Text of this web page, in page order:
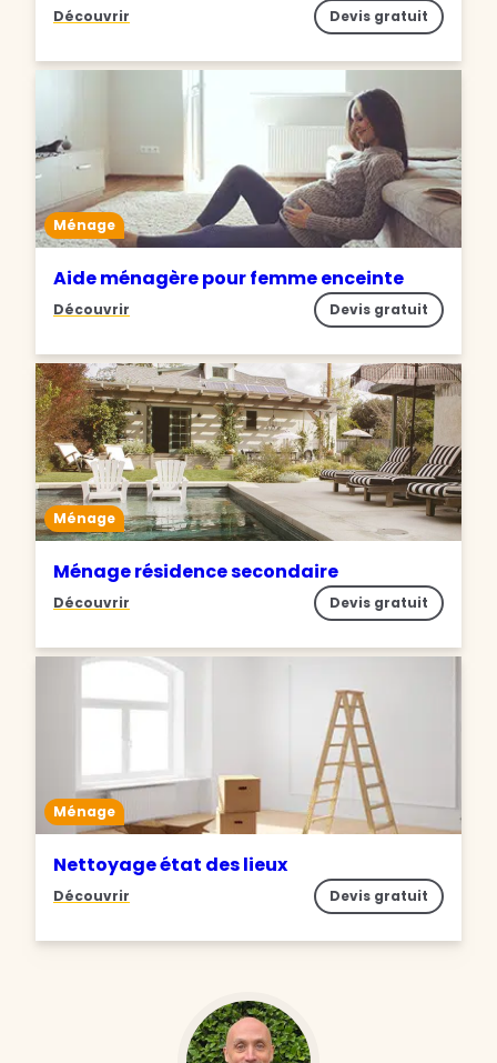
Découvrir Devis gratuit
Ménage
Aide ménagère pour femme enceinte
Découvrir Devis gratuit
Ménage
Ménage résidence secondaire
Découvrir Devis gratuit
Ménage
Nettoyage état des lieux
Découvrir Devis gratuit